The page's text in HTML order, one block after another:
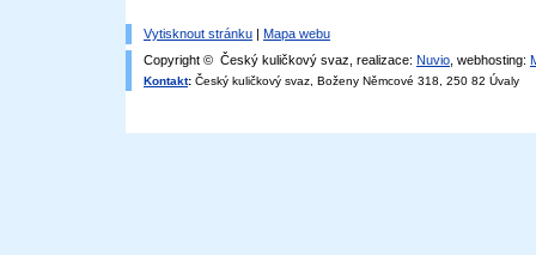
Vytisknout stránku | Mapa webu
Copyright © Český kuličkový svaz, realizace: Nuvio , webhosting:
Kontakt: Český kuličkový svaz, Boženy Němcové 318, 250 82 Úvaly